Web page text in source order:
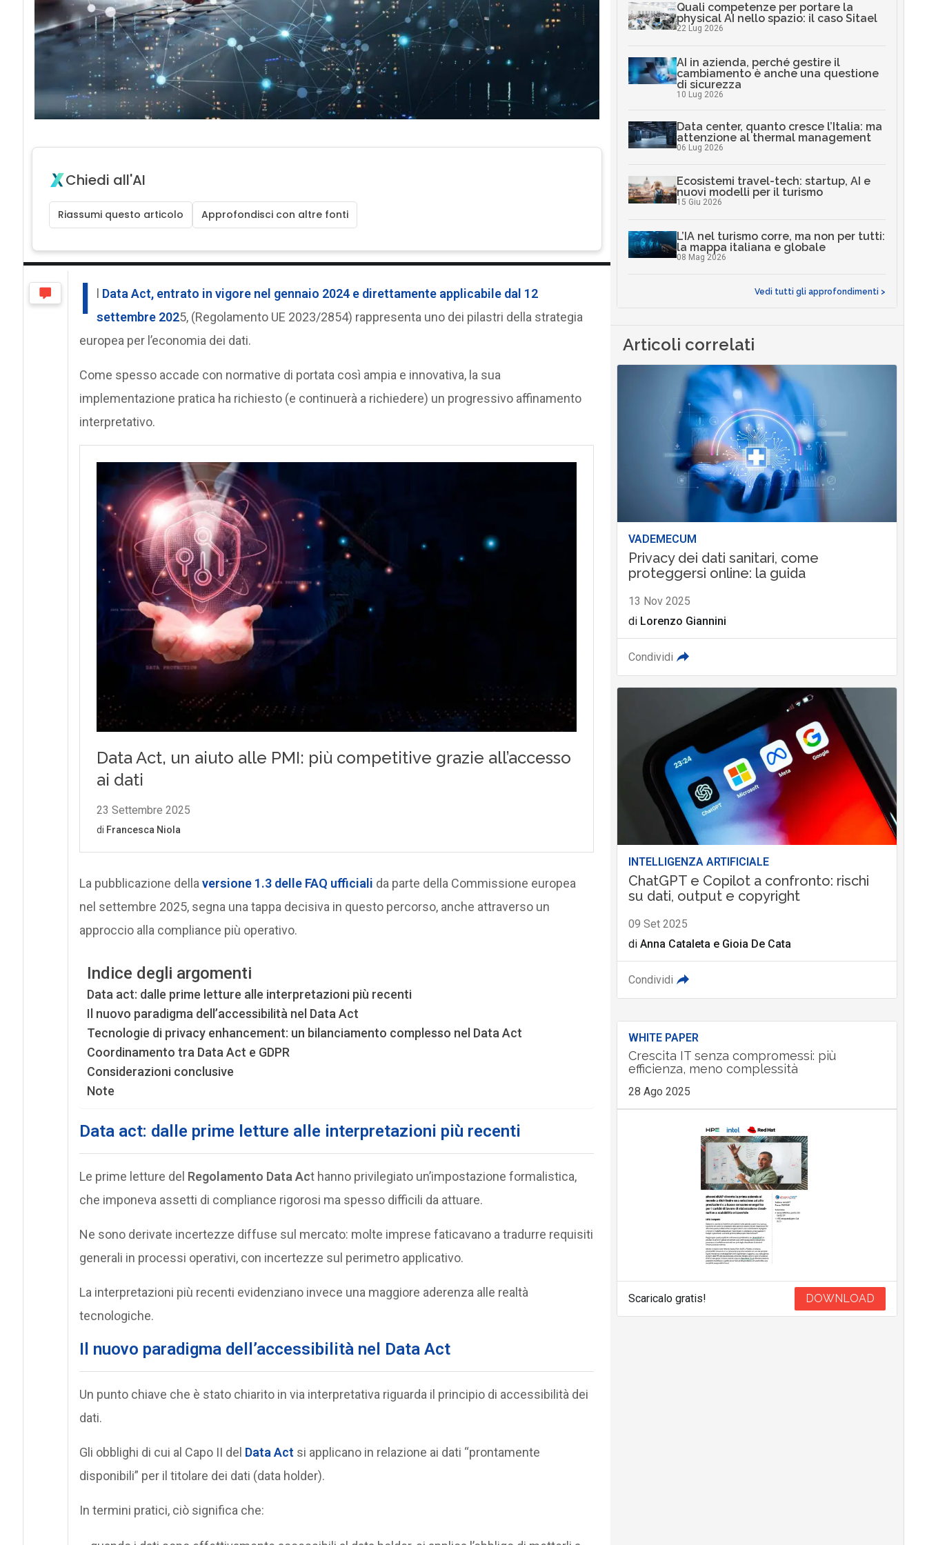
Chiedi all'AI
Riassumi questo articolo Approfondisci con altre fonti
I l Data Act, entrato in vigore nel gennaio 2024 e direttamente applicabile dal 12
settembre 2025, (Regolamento UE 2023/2854) rappresenta uno dei pilastri della strategia
europea per l’economia dei dati.
Come spesso accade con normative di portata così ampia e innovativa, la sua
implementazione pratica ha richiesto (e continuerà a richiedere) un progressivo affinamento
interpretativo.
La pubblicazione della versione 1.3 delle FAQ ufficiali da parte della Commissione europea
nel settembre 2025, segna una tappa decisiva in questo percorso, anche attraverso un
approccio alla compliance più operativo.
Indice degli argomenti
Data act: dalle prime letture alle interpretazioni più recenti
Il nuovo paradigma dell’accessibilità nel Data Act
Tecnologie di privacy enhancement: un bilanciamento complesso nel Data Act
Coordinamento tra Data Act e GDPR
Considerazioni conclusive
Note
Data act: dalle prime letture alle interpretazioni più recenti
Le prime letture del Regolamento Data Act hanno privilegiato un’impostazione formalistica,
che imponeva assetti di compliance rigorosi ma spesso difficili da attuare.
Ne sono derivate incertezze diffuse sul mercato: molte imprese faticavano a tradurre requisiti
generali in processi operativi, con incertezze sul perimetro applicativo.
La interpretazioni più recenti evidenziano invece una maggiore aderenza alle realtà
tecnologiche.
Il nuovo paradigma dell’accessibilitànel Data Act
Un punto chiave che è stato chiarito in via interpretativa riguarda il principio di accessibilità dei
dati.
Gli obblighi di cui al Capo II del Data Act si applicano in relazione ai dati “prontamente
disponibili” per il titolare dei dati (data holder).
In termini pratici, ciò significa che:
Quali competenze per portare la
physical AI nello spazio: il caso Sitael
22 Lug 2026
AI in azienda, perché gestire il
cambiamento è anche una questione
di sicurezza
10 Lug 2026
Data center, quanto cresce l’Italia: ma
attenzione al thermal management
06 Lug 2026
Ecosistemi travel-tech: startup, AI e
nuovi modelli per il turismo
15 Giu 2026
L’IA nel turismo corre, ma non per tutti:
la mappa italiana e globale
08 Mag 2026
Vedi tutti gli approfondimenti >
Articoli correlati
VADEMECUM
Privacy dei dati sanitari, come
proteggersi online: la guida
13 Nov 2025
di Lorenzo Giannini
Condividi
INTELLIGENZA ARTIFICIALE
ChatGPT e Copilot a confronto: rischi
su dati, output e copyright
09 Set 2025
di Anna Cataleta e Gioia De Cata
Condividi
WHITE PAPER
Crescita IT senza compromessi: più
efficienza, meno complessità
28 Ago 2025
Scaricalo gratis! DOWNLOAD